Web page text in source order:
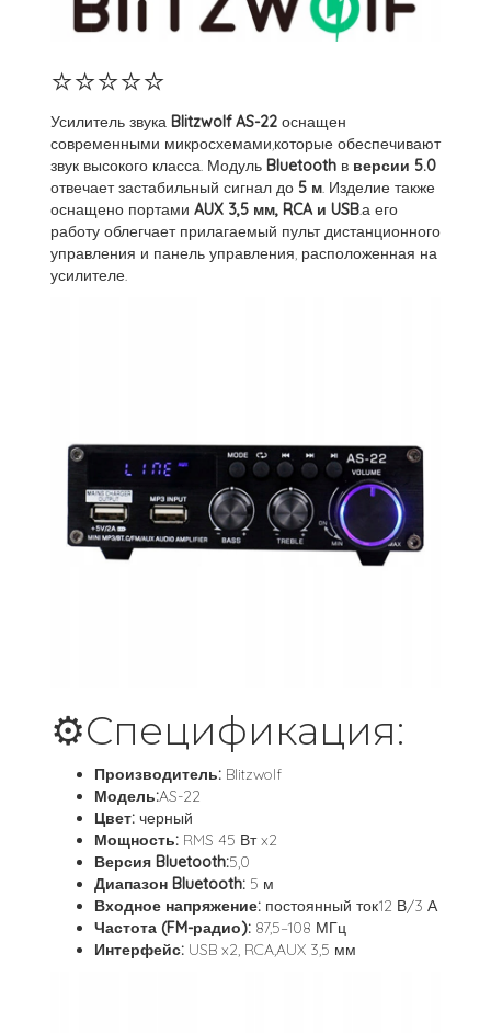
⭐⭐⭐⭐⭐
Усилитель звука Blitzwolf AS-22 оснащен
современными микросхемами,которые обеспечивают
звук высокого класса. Модуль Bluetooth в версии 5.0
отвечает застабильный сигнал до 5 м. Изделие также
оснащено портами AUX 3,5 мм, RCA и USB.а его
работу облегчает прилагаемый пульт дистанционного
управления и панель управления, расположенная на
усилителе.
⚙️Спецификация:
Производитель: Blitzwolf
Модель:AS-22
Цвет: черный
Мощность: RMS 45 Вт x2
Версия Bluetooth:5,0
Диапазон Bluetooth: 5 м
Входное напряжение: постоянный ток12 В/3 А
Частота (FM-радио): 87,5–108 МГц
Интерфейс: USB x2, RCA,AUX 3,5 мм